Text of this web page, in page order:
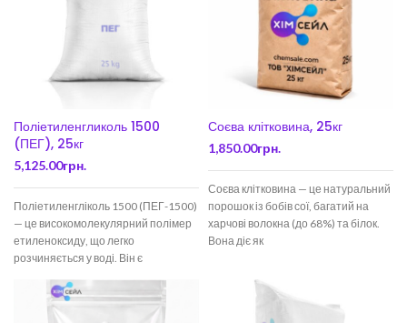
Поліетиленгликоль 1500
(ПЕГ), 25кг
5,125.00грн.
Поліетиленгліколь 1500 (ПЕГ-1500)
— це високомолекулярний полімер
етиленоксиду, що легко
розчиняється у воді. Він є
стабілізатором та
Соєва клітковина, 25кг
1,850.00грн.
Соєва клітковина — це натуральний
порошок із бобів сої, багатий на
харчові волокна (до 68%) та білок.
Вона діє як